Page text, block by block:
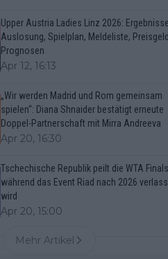
Upper Austria Ladies Linz 2026:
Auslosung, Spielplan, Meldeliste,
Prognosen
Apr 12, 16:13
„Wir werden Madrid und Rom gemeinsam
spielen“: Diana Shnaider bestätigt erneute
Doppel-Partnerschaft mit Mirra Andreeva
Apr 20, 16:30
Tschechische Republik peilt die WTA
während das Event Riad nach 2026
wird
Apr 20, 15:00
Mehr Artikel